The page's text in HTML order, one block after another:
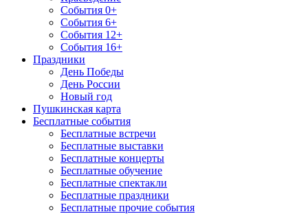
События 0+
События 6+
События 12+
События 16+
Праздники
День Победы
День России
Новый год
Пушкинская карта
Бесплатные события
Бесплатные встречи
Бесплатные выставки
Бесплатные концерты
Бесплатные обучение
Бесплатные спектакли
Бесплатные праздники
Бесплатные прочие события